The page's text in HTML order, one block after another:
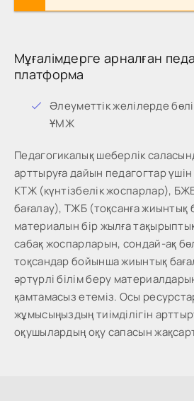
Мұғалімдерге арналған
платформа
Әлеуметтік желілерде
ҰМЖ
Педагогикалық шеберлік
арттыруға дайын педагогтар
КТЖ (күнтізбелік жоспарлар),
бағалау), ТЖБ (тоқсанға жиынтық
материалын бір жылға
сабақ жоспарларын, сондай-ақ
тоқсандар бойынша жиынтық
әртүрлі білім беру
қамтамасыз етеміз. Осы
жұмысыңыздың тиімділігін
оқушылардың оқу сапасын